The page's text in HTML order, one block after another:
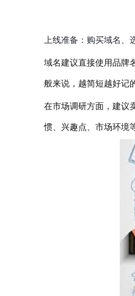
上线准备：购买域名、
域名建议直接使用品牌
般来说，越简短越好记
在市场调研方面，建议
惯、兴趣点、市场环境